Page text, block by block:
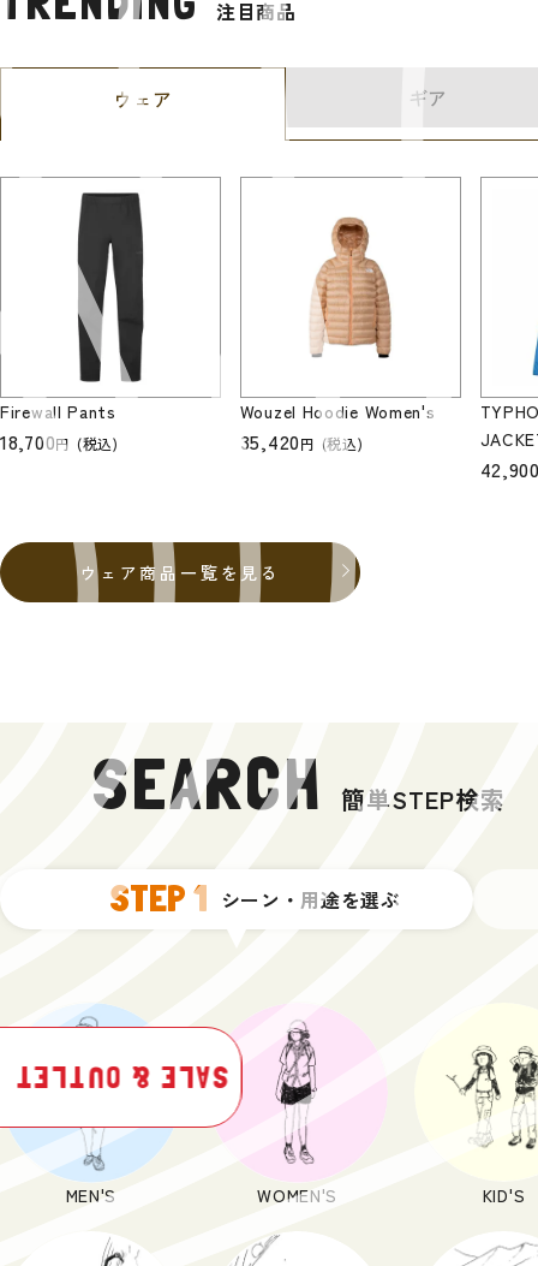
注目商品
ウェア ギア
Firewall Pants
18,700 (税込)
Wouzel Hoodie Women's
35,420 (税込)
ウェア商品一覧を見る
ディアンカヌー
(税込)
38,500 (税込)
29,700 (税込) 19,800 (税込)
6,985 (税込) 4,950 (税込)
3,190 (税込)
L
11,550 (税込)
SEARCH 簡単STEP検索
STEP 1 シーン・用途を選ぶ
MEN'S WOMEN'S KID'S
SALE & OUTLET